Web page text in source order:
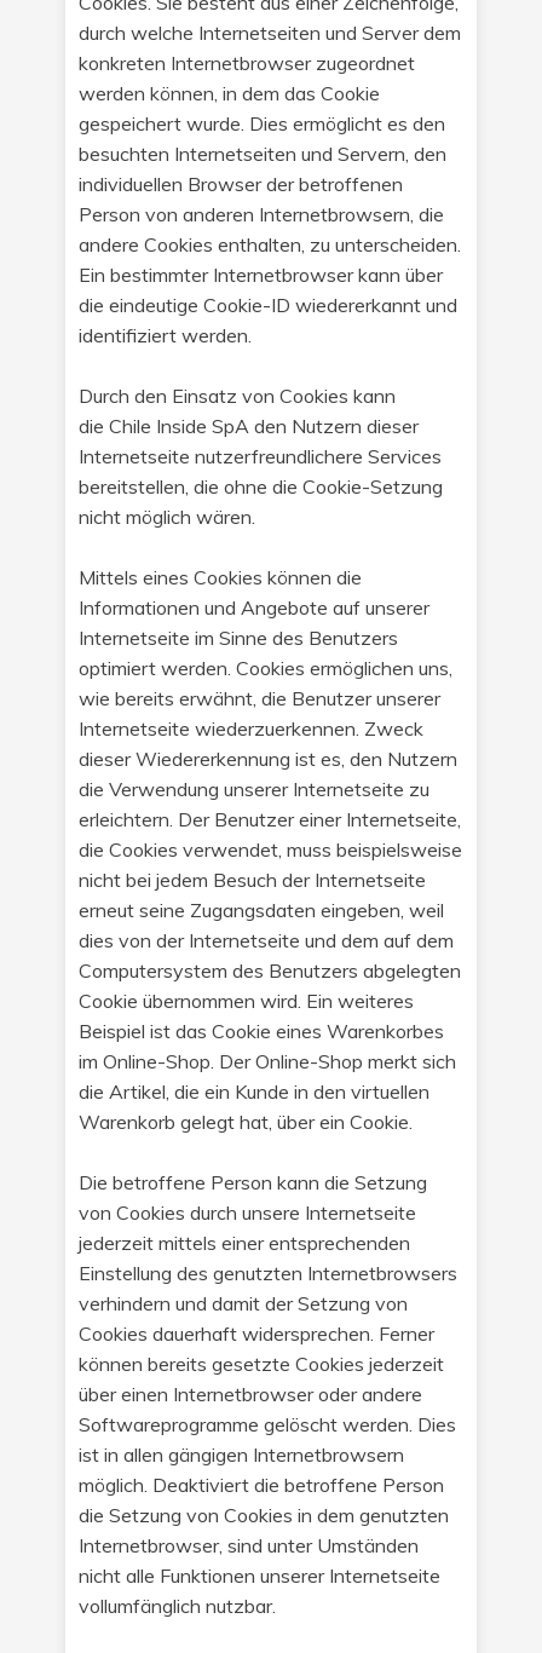
durch welche Internetseiten und Server dem
konkreten Internetbrowser zugeordnet
werden können, in dem das Cookie
gespeichert wurde. Dies ermöglicht es den
besuchten Internetseiten und Servern, den
individuellen Browser der betroffenen
Person von anderen Internetbrowsern, die
andere Cookies enthalten, zu unterscheiden.
Ein bestimmter Internetbrowser kann über
die eindeutige Cookie-ID wiedererkannt und
identifiziert werden.
Durch den Einsatz von Cookies kann
die Chile Inside SpA den Nutzern dieser
Internetseite nutzerfreundlichere Services
bereitstellen, die ohne die Cookie-Setzung
nicht möglich wären.
Mittels eines Cookies können die
Informationen und Angebote auf unserer
Internetseite im Sinne des Benutzers
optimiert werden. Cookies ermöglichen uns,
wie bereits erwähnt, die Benutzer unserer
Internetseite wiederzuerkennen. Zweck
dieser Wiedererkennung ist es, den Nutzern
die Verwendung unserer Internetseite zu
erleichtern. Der Benutzer einer Internetseite,
die Cookies verwendet, muss beispielsweise
nicht bei jedem Besuch der Internetseite
erneut seine Zugangsdaten eingeben, weil
dies von der Internetseite und dem auf dem
Computersystem des Benutzers abgelegten
Cookie übernommen wird. Ein weiteres
Beispiel ist das Cookie eines Warenkorbes
im Online-Shop. Der Online-Shop merkt sich
die Artikel, die ein Kunde in den virtuellen
Warenkorb gelegt hat, über ein Cookie.
Die betroffene Person kann die Setzung
von Cookies durch unsere Internetseite
jederzeit mittels einer entsprechenden
Einstellung des genutzten Internetbrowsers
verhindern und damit der Setzung von
Cookies dauerhaft widersprechen. Ferner
können bereits gesetzte Cookies jederzeit
über einen Internetbrowser oder andere
Softwareprogramme gelöscht werden. Dies
ist in allen gängigen Internetbrowsern
möglich. Deaktiviert die betroffene Person
die Setzung von Cookies in dem genutzten
Internetbrowser, sind unter Umständen
nicht alle Funktionen unserer Internetseite
vollumfänglich nutzbar.